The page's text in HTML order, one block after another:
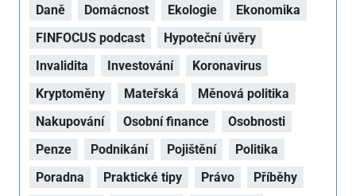
Daně
Domácnost Ekologie
Ekonomika
FINFOCUS podcast
Hypoteční úvěry
Invalidita
Investování
Koronavirus
Kryptoměny
Mateřská
Měnová politika
Nakupování
Osobní finance
Osobnosti
Penze
Podnikání Pojištění
Politika
Poradna
Praktické tipy Právo Příběhy